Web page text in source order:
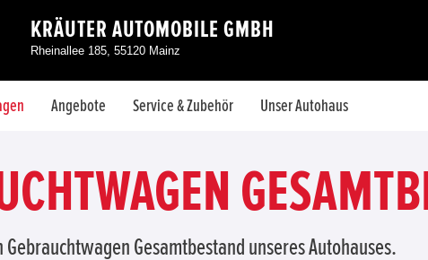
KRÄUTER AUTOMOBILE GMBH
Rheinallee 185, 55120 Mainz
Angebote Service & Zubehör Unser Autohaus
Gebrauchtwagen Gesamtbestand unseres Autohauses.